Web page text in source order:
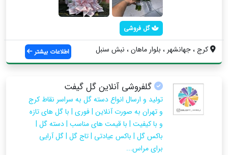
گل فروشی
کرج ، جهانشهر ، بلوار ماهان ، نبش سنبل اطلاعات بیشتر
گلفروشی آنلاین گل گیفت
تولید و ارسال انواع دسته گل به سراسر نقاط کرج
و تهران به صورت آنلاین | فوری | با گل های تازه
و با کیفیت | با قیمت های مناسب | دسته گل |
باکس گل | باکس عیادتی | تاج گل | گل آرایی
برای مراس...